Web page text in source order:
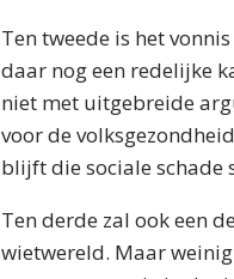
Ten tweede is het
daar nog een redelijke
niet met uitgebreide
voor de
blijft die sociale schade
Ten derde zal ook een
wietwereld. Maar